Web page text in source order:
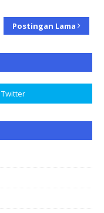
Postingan Lama